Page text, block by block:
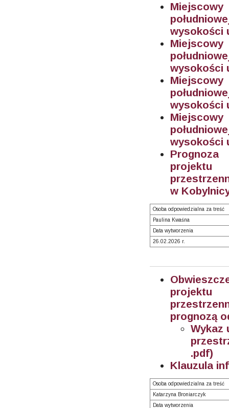
wysokości
wysokości
wysokości
wysokości
projektu
w
Osoba odpowiedzialna za treść
Paulina Kwaśna
Data wytworzenia
26.02.2026 r.
projektu
prognozą
Wykaz
.pdf)
Klauzula
Osoba odpowiedzialna za treść
Katarzyna Broniarczyk
Data wytworzenia